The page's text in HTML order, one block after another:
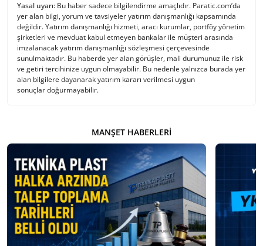
Yasal uyarı: Bu haber sadece bilgilendirme amaçlıdır. Paratic.com’da
yer alan bilgi, yorum ve tavsiyeler yatırım danışmanlığı kapsamında
değildir. Yatırım danışmanlığı hizmeti, aracı kurumlar, portföy yönetim
şirketleri ve mevduat kabul etmeyen bankalar ile müşteri arasında
imzalanacak yatırım danışmanlığı sözleşmesi çerçevesinde
sunulmaktadır. Bu haberde yer alan görüşler, mali durumunuz ile risk
ve getiri tercihinize uygun olmayabilir. Bu nedenle yalnızca burada yer
alan bilgilere dayanarak yatırım kararı verilmesi uygun
sonuçlar doğurmayabilir.
MANŞET HABERLERI